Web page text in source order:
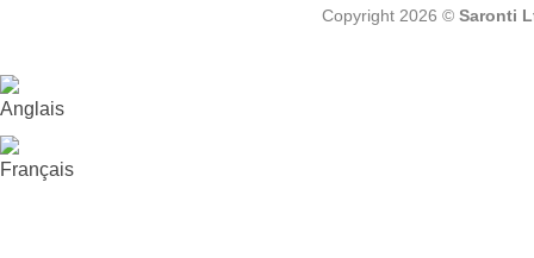
Copyright 2026 © Saronti